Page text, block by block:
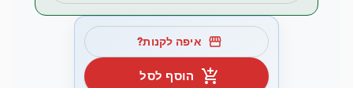
storefront איפה לקנות?
add_shopping_cart הוסף לסל